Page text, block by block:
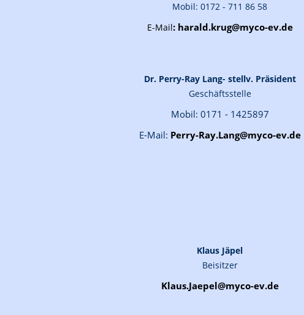
Mobil: 0172 - 711 86 58
E-Mail: harald.krug@myco-ev.de
Dr. Perry-Ray Lang- stellv. Präsident
Geschäftsstelle
Mobil: 0171 - 1425897
E-Mail: Perry-Ray.Lang@myco-ev.de
Klaus Jäpel
Beisitzer
Klaus.Jaepel@myco-ev.de